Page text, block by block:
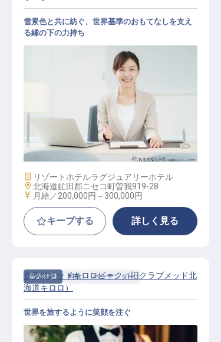
経理スタッフ
雪景色と共に紡ぐ、世界基準のおもてなしを支え
る縁の下の力持ち
施設業態
リゾートホテルラグジュアリーホテル
勤務地
北海道虻田郡ニセコ町曽我919-28
給与
月給／200,000円～ 300,000円
キープする 詳しく見る
契約社員 料飲 バーテンダー
クラブメッドキロロピーク（旧クラブメッド北
海道キロロ）
世界を旅するように笑顔を注ぐ